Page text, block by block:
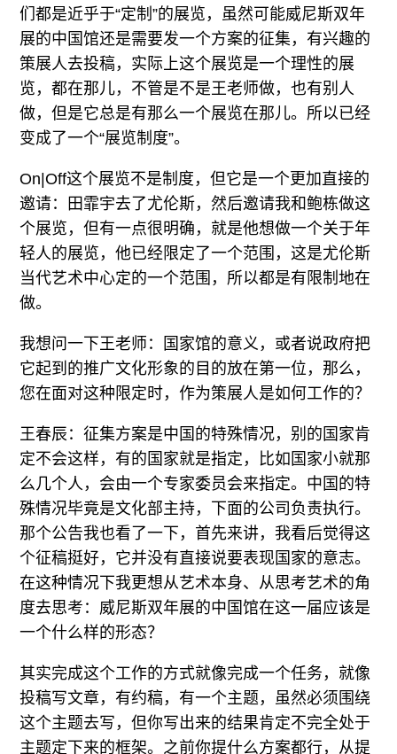
们都是近乎于“定制”的展览，虽然可能威尼斯双年
展的中国馆还是需要发一个方案的征集，有兴趣的
策展人去投稿，实际上这个展览是一个理性的展
览，都在那儿，不管是不是王老师做，也有别人
做，但是它总是有那么一个展览在那儿。所以已经
变成了一个“展览制度”。
On|Off这个展览不是制度，但它是一个更加直接的
邀请：田霏宇去了尤伦斯，然后邀请我和鲍栋做这
个展览，但有一点很明确，就是他想做一个关于年
轻人的展览，他已经限定了一个范围，这是尤伦斯
当代艺术中心定的一个范围，所以都是有限制地在
做。
我想问一下王老师：国家馆的意义，或者说政府把
它起到的推广文化形象的目的放在第一位，那么，
您在面对这种限定时，作为策展人是如何工作的？
王春辰：征集方案是中国的特殊情况，别的国家肯
定不会这样，有的国家就是指定，比如国家小就那
么几个人，会由一个专家委员会来指定。中国的特
殊情况毕竟是文化部主持，下面的公司负责执行。
那个公告我也看了一下，首先来讲，我看后觉得这
个征稿挺好，它并没有直接说要表现国家的意志。
在这种情况下我更想从艺术本身、从思考艺术的角
度去思考：威尼斯双年展的中国馆在这一届应该是
一个什么样的形态？
其实完成这个工作的方式就像完成一个任务，就像
投稿写文章，有约稿，有一个主题，虽然必须围绕
这个主题去写，但你写出来的结果肯定不完全处于
主题定下来的框架。之前你提什么方案都行，从提